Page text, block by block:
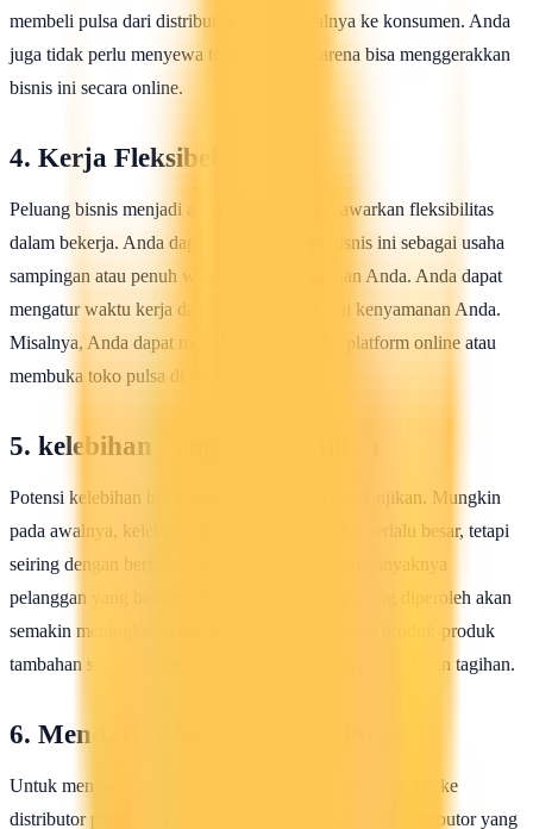
membeli pulsa dari distributor dan menjualnya ke konsumen. Anda
juga tidak perlu menyewa tempat usaha karena bisa menggerakkan
bisnis ini secara online.
4. Kerja Fleksibel
Peluang bisnis menjadi agen pulsa juga menawarkan fleksibilitas
dalam bekerja. Anda dapat menggerakkan bisnis ini sebagai usaha
sampingan atau penuh waktu sesuai kebutuhan Anda. Anda dapat
mengatur waktu kerja dan tempat kerja sesuai kenyamanan Anda.
Misalnya, Anda dapat menjual pulsa melalui platform online atau
membuka toko pulsa di area yang strategis.
5. kelebihan yang Menjanjikan
Potensi kelebihan bisnis agen pulsa sangat menjanjikan. Mungkin
pada awalnya, kelebihan yang didapatkan tidak terlalu besar, tetapi
seiring dengan berjalannya waktu dan semakin banyaknya
pelanggan yang berhasil Anda ajak, kelebihan yang diperoleh akan
semakin meningkat. Anda juga bisa menawarkan produk-produk
tambahan seperti paket data, token listrik, atau pembayaran tagihan.
6. Mendaftar Sebagai Agen Pulsa
Untuk menjadi agen pulsa, Anda perlu mendaftarkan diri ke
distributor pulsa terpercaya. Pastikan Anda memilih distributor yang